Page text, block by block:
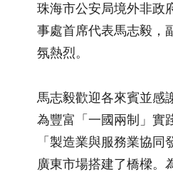
珠海市公安局境外非政
事處首席代表馬志毅，
氛熱烈。
馬志毅歡迎各來賓並感
為豐富「一國兩制」實
「製造業與服務業協
廣東市場搭建了橋樑。